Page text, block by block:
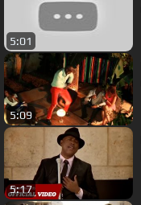
5:01
5:09
5:17